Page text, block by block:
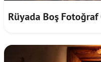
Rüyada Boş Fotoğraf